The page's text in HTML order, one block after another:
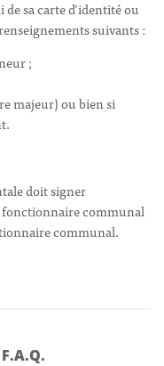
sa carte d’identité ou
suivants :
;
majeur) ou bien si
doit signer
fonctionnaire communal
communal.